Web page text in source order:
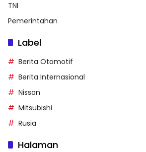
TNI
Pemerintahan
Label
Berita Otomotif
Berita Internasional
Nissan
Mitsubishi
Rusia
Halaman